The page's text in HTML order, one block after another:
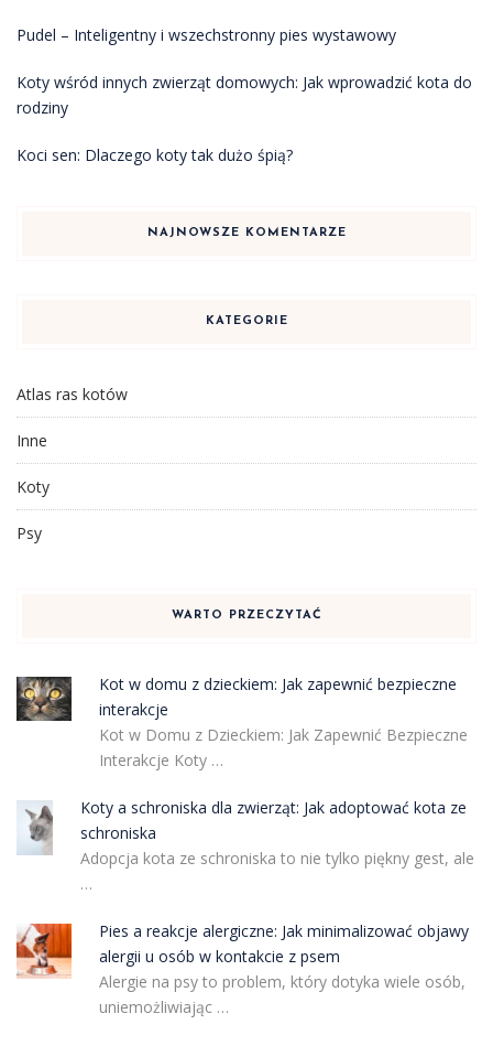
Pudel – Inteligentny i wszechstronny pies wystawowy
Koty wśród innych zwierząt domowych: Jak wprowadzić kota do
rodziny
Koci sen: Dlaczego koty tak dużo śpią?
NAJNOWSZE KOMENTARZE
KATEGORIE
Atlas ras kotów
Inne
Koty
Psy
WARTO PRZECZYTAĆ
Kot w domu z dzieckiem: Jak zapewnić bezpieczne
interakcje
Kot w Domu z Dzieckiem: Jak Zapewnić Bezpieczne
Interakcje Koty …
Koty a schroniska dla zwierząt: Jak adoptować kota ze
schroniska
Adopcja kota ze schroniska to nie tylko piękny gest, ale
…
Pies a reakcje alergiczne: Jak minimalizować objawy
alergii u osób w kontakcie z psem
Alergie na psy to problem, który dotyka wiele osób,
uniemożliwiając …